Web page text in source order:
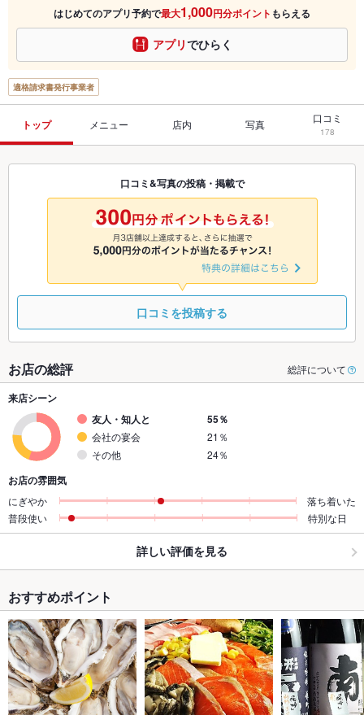
はじめてのアプリ予約で最大1,000円分ポイント もらえる
アプリでひらく
適格請求書発行事業者
トップ メニュー 店内 写真 口コミ
178
口コミ&写真の投稿・掲載で
口コミを投稿する
お店の総評 総評について
来店シーン
友人・知人と
55％
会社の宴会
21％
その他
24％
お店の雰囲気
にぎやか
落ち着いた
普段使い
特別な日
詳しい評価を見る
おすすめポイント